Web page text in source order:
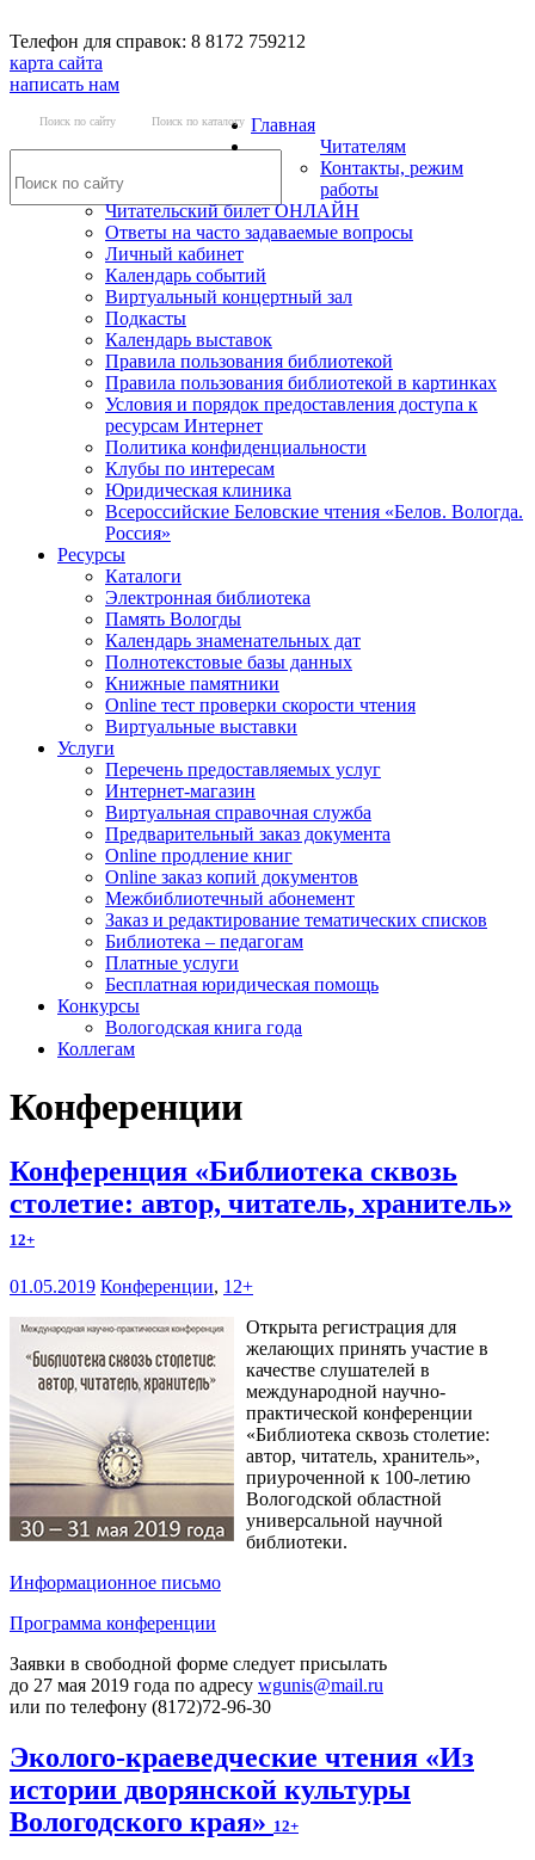
Телефон для справок: 8 8172 759212
карта сайта
написать нам
Поиск по сайту Поиск по каталогу Главная
Читателям
Контакты, режим
работы
Читательский билет ОНЛАЙН
Ответы на часто задаваемые вопросы
Личный кабинет
Календарь событий
Виртуальный концертный зал
Подкасты
Календарь выставок
Правила пользования библиотекой
Правила пользования библиотекой в картинках
Условия и порядок предоставления доступа к
ресурсам Интернет
Политика конфиденциальности
Клубы по интересам
Юридическая клиника
Всероссийские Беловские чтения «Белов. Вологда.
Россия»
Ресурсы
Каталоги
Электронная библиотека
Память Вологды
Календарь знаменательных дат
Полнотекстовые базы данных
Книжные памятники
Online тест проверки скорости чтения
Виртуальные выставки
Услуги
Перечень предоставляемых услуг
Интернет-магазин
Виртуальная справочная служба
Предварительный заказ документа
Online продление книг
Online заказ копий документов
Межбиблиотечный абонемент
Заказ и редактирование тематических списков
Библиотека – педагогам
Платные услуги
Бесплатная юридическая помощь
Конкурсы
Вологодская книга года
Коллегам
Конференции
Конференция «Библиотека сквозь
столетие: автор, читатель, хранитель»
12+
01.05.2019 Конференции, 12+
Открыта регистрация для
желающих принять участие в
качестве слушателей в
международной научно-
практической конференции
«Библиотека сквозь столетие:
автор, читатель, хранитель»,
приуроченной к 100-летию
Вологодской областной
универсальной научной
библиотеки.
Информационное письмо
Программа конференции
Заявки в свободной форме следует присылать
до 27 мая 2019 года по адресу wgunis@mail.ru
или по телефону (8172)72-96-30
Эколого-краеведческие чтения «Из
истории дворянской культуры
Вологодского края» 12+